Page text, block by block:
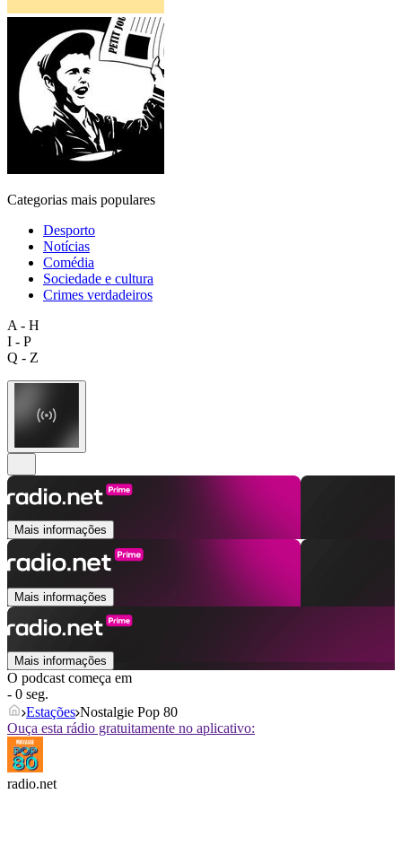
Categorias mais populares
Desporto
Notícias
Comédia
Sociedade e cultura
Crimes verdadeiros
A - H
I - P
Q - Z
Mais informações
Mais informações
Mais informações
O podcast começa em
- 0 seg.
Estações Nostalgie Pop 80
Ouça esta rádio gratuitamente no aplicativo:
radio.net